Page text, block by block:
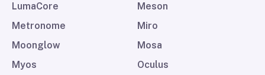
LumaCore
Meson
Metronome
Miro
Moonglow
Mosa
Myos
Oculus